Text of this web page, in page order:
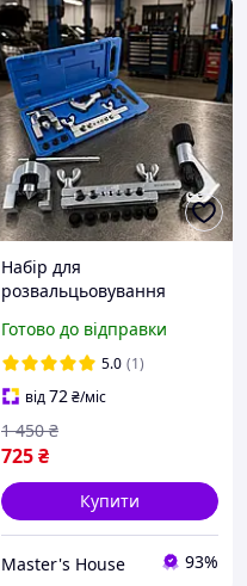
Набір для
розвальцьовування
Набір для подвійного
розвальцьовування 3/16",
1/4", 5/16", 3/8", 1/2" для
СТО
Готово до відправки
5.0 (1)
від72₴/міс
725₴
1 450 ₴
Купити
Master's House 93%